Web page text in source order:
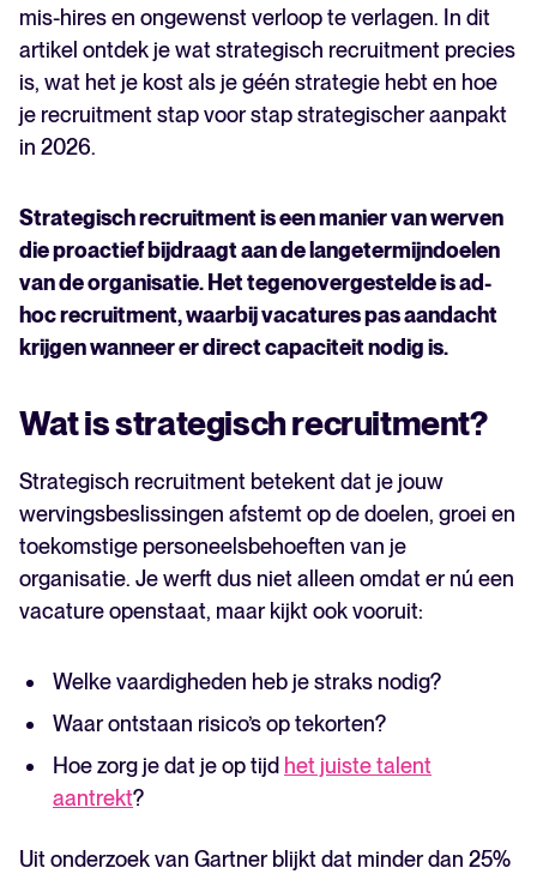
mis-hires en ongewenst verloop te verlagen. In dit
artikel ontdek je wat strategisch recruitment precies
is, wat het je kost als je géén strategie hebt en hoe
je recruitment stap voor stap strategischer aanpakt
in 2026.
Strategisch recruitment is een manier van werven
die proactief bijdraagt aan de langetermijndoelen
van de organisatie. Het tegenovergestelde is ad-
hoc recruitment, waarbij vacatures pas aandacht
krijgen wanneer er direct capaciteit nodig is.
Wat is strategisch recruitment?
Strategisch recruitment betekent dat je jouw
wervingsbeslissingen afstemt op de doelen, groei en
toekomstige personeelsbehoeften van je
organisatie. Je werft dus niet alleen omdat er nú een
vacature openstaat, maar kijkt ook vooruit:
Welke vaardigheden heb je straks nodig?
Waar ontstaan risico’s op tekorten?
Hoe zorg je dat je op tijd het juiste talent
aantrekt?
Uit onderzoek van Gartner blijkt dat minder dan 25%